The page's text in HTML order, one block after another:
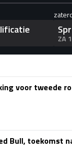
ZA
voor tweede
Bull, toekomst